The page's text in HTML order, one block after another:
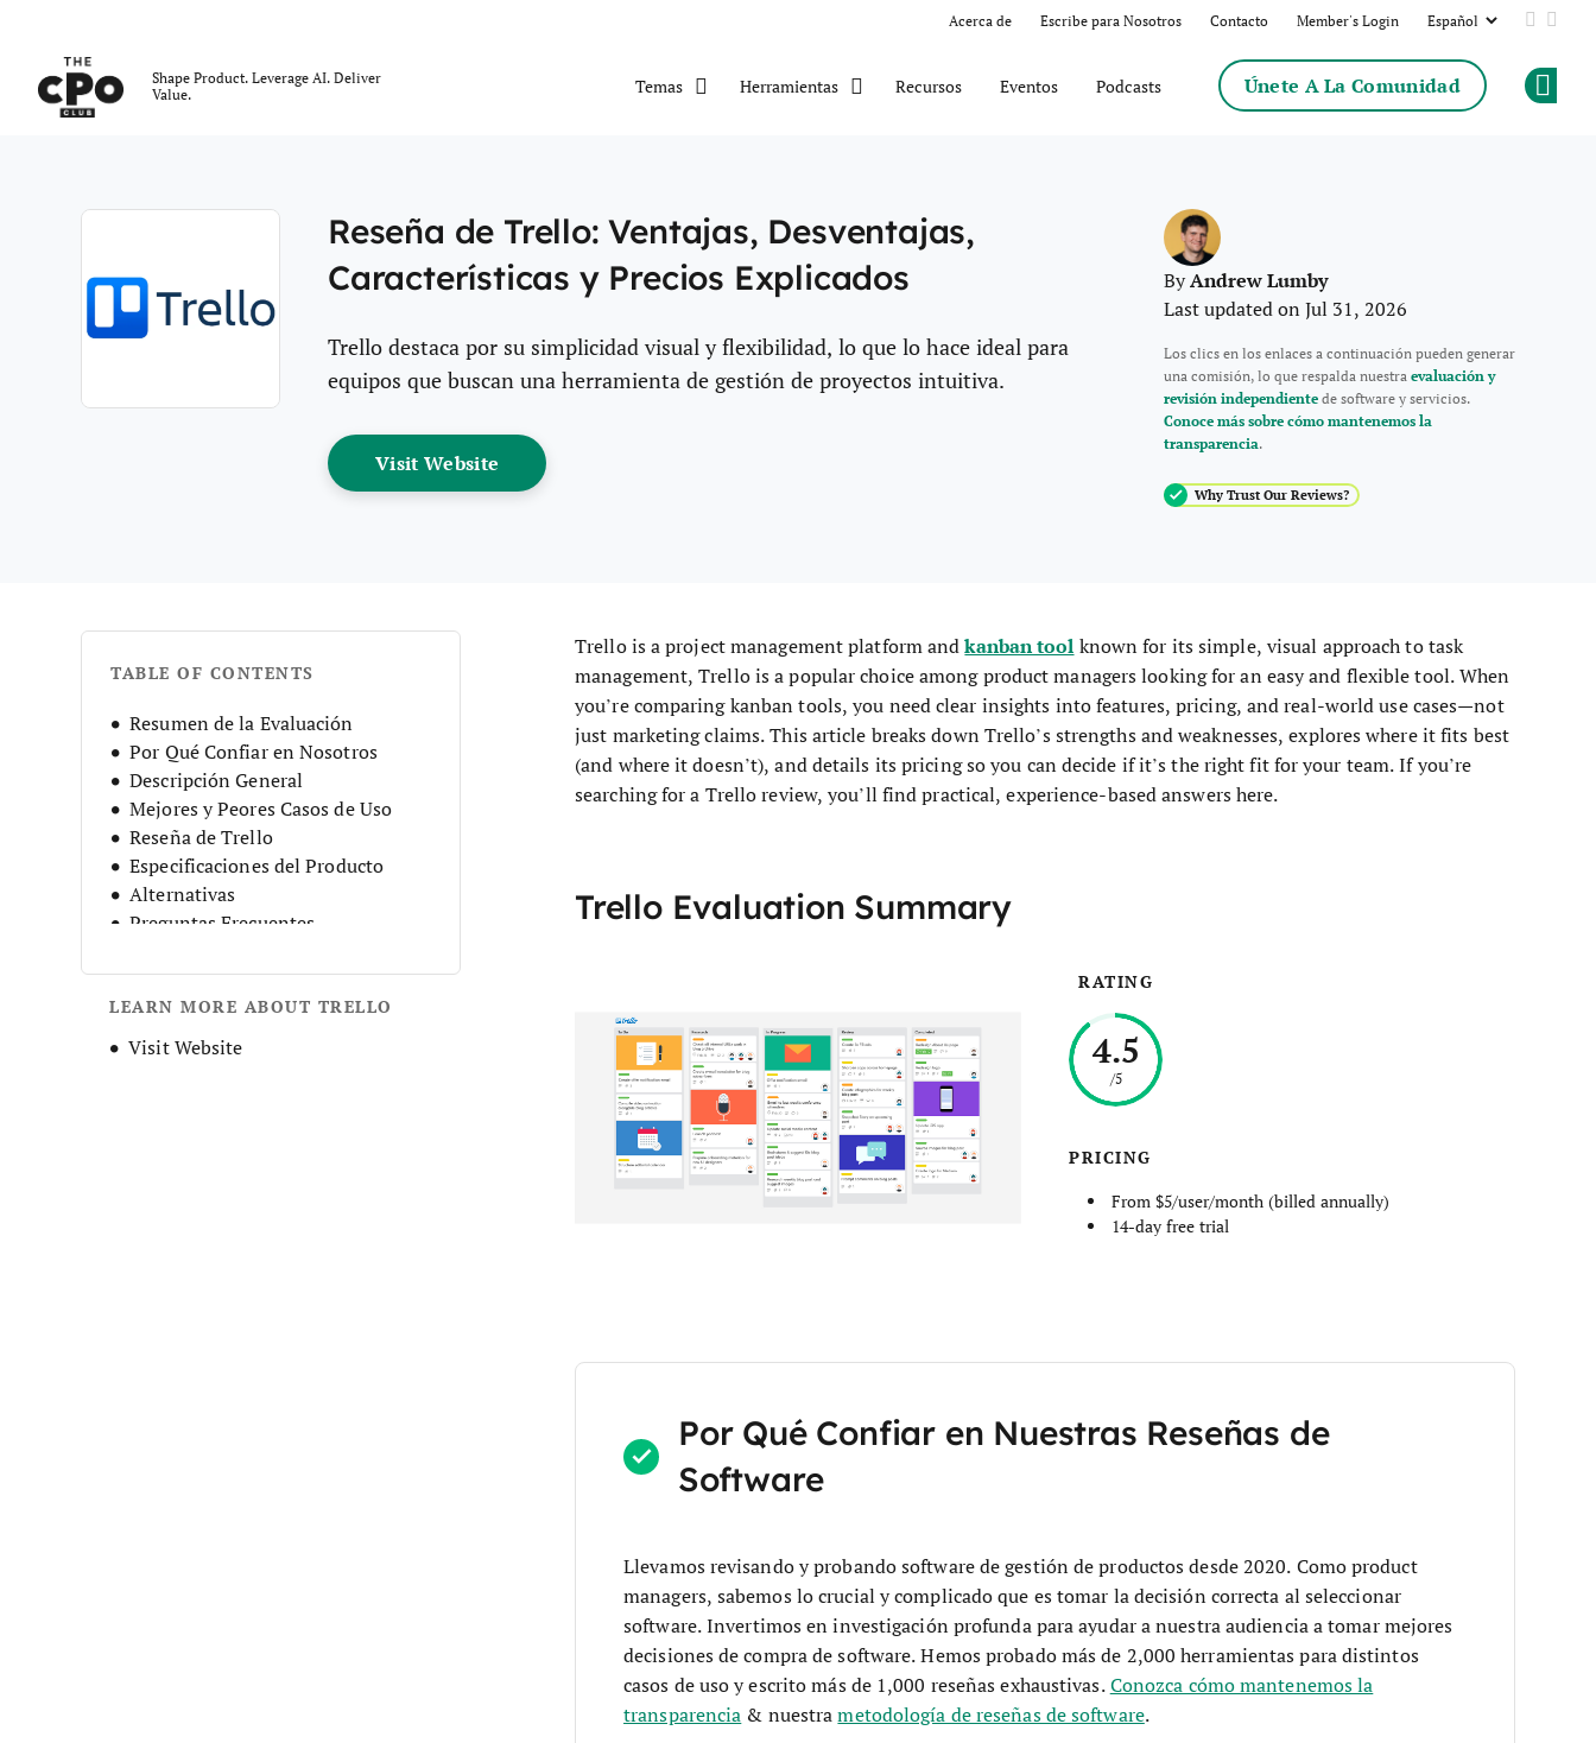
Acerca de Escribe para Nosotros Contacto Member's Login Add us
Shape Product. Leverage AI. Deliver
Value.
Temas Herramientas Recursos Eventos Podcasts Únete A La Comunidad
Reseña de Trello: Ventajas, Desventajas,
Características y Precios Explicados
Trello destaca por su simplicidad visual y flexibilidad, lo que lo hace ideal para
equipos que buscan una herramienta de gestión de proyectos intuitiva.
Visit Website Opens New Window
ByAndrew Lumby
Last updated on Jul 31, 2026
Los clics en los enlaces a continuación pueden generar
una comisión, lo que respalda nuestra evaluación y
revisión independientede software y servicios.
Conoce más sobre cómo mantenemos la
transparencia.
Why Trust Our Reviews?
TABLE OF CONTENTS
Resumen de la Evaluación
Por Qué Confiar en Nosotros
Descripción General
Mejores y Peores Casos de Uso
Reseña de Trello
Especificaciones del Producto
Alternativas
Preguntas Frecuentes
LEARN MORE ABOUT TRELLO
Visit Website
Opens new window
Trello is a project management platform andkanban tool known for its simple, visual approach to task
management, Trello is a popular choice among product managers looking for an easy and flexible tool. When
you’re comparing kanban tools, you need clear insights into features, pricing, and real-world use cases—not
just marketing claims. This article breaks down Trello’s strengths and weaknesses, explores where it fits best
(and where it doesn’t), and details its pricing so you can decide if it’s the right fit for your team. If you’re
searching for a Trello review, you’ll find practical, experience-based answers here.
Trello Evaluation Summary
RATING
4.5
/5
PRICING
From $5/user/month (billed annually)
14-day free trial
Por Qué Confiar en Nuestras Reseñas de
Software
Llevamos revisando y probando software de gestión de productos desde 2020. Como product
managers, sabemos lo crucial y complicado que es tomar la decisión correcta al seleccionar
software.Invertimos en investigación profunda para ayudar a nuestra audiencia a tomar mejores
decisiones de compra de software. Hemos probado más de 2,000 herramientas para distintos
casos de uso y escrito más de 1,000 reseñas exhaustivas.Conozca cómo mantenemos la
transparencia & nuestrametodología de reseñas de software.